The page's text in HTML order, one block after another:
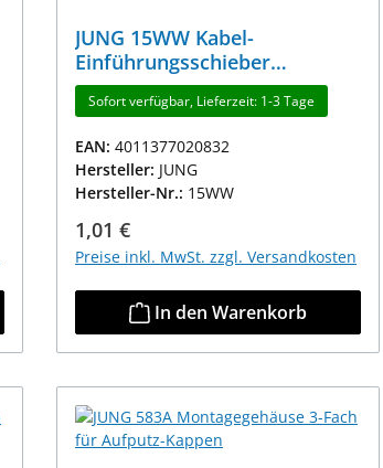
JUNG 15WW Kabel-
Einführungsschieber
Alpinweiß
Sofort verfügbar, Lieferzeit: 1-3 Tage
EAN: 4011377020832
Hersteller: JUNG
Hersteller-Nr.: 15WW
Regulärer Preis:
1,01 €
Preise inkl. MwSt. zzgl. Versandkosten
In den Warenkorb